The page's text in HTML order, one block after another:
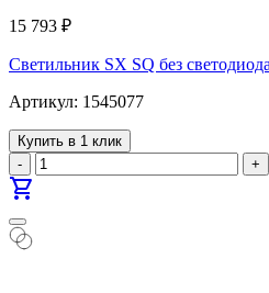
15 793 ₽
Светильник SX SQ без
Артикул: 1545077
Купить в 1 клик
-
+
shopping_cart